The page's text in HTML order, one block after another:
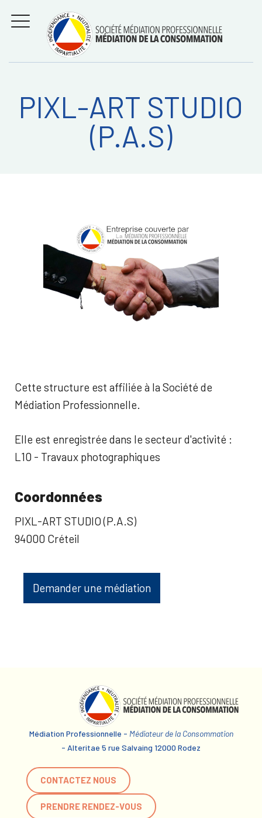
Régler les litiges
entre
consommateurs et
professionnels avec
la médiation de la
consommation
MENU
Recherche
PIXL-ART STUDIO
(P.A.S)
Cette structure est affiliée à la Société de
Médiation Professionnelle.
Elle est enregistrée dans le secteur d'activité :
L10 - Travaux photographiques
Coordonnées
PIXL-ART STUDIO (P.A.S)
94000 Créteil
Demander une médiation
Médiation Professionnelle - Médiateur de la Consommation
- Alteritae 5 rue Salvaing 12000 Rodez
CONTACTEZ NOUS
PRENDRE RENDEZ-VOUS